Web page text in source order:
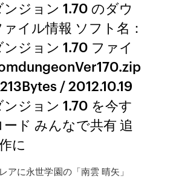
ジョン 1.70 のダウ
イル情報 ソフト名：
ジョン 1.70 ファイ
/ 2012.10.19
ジョン 1.70 を今す
ド みんなで共有 追
に
アに永世学園の「南雲 晴矢」